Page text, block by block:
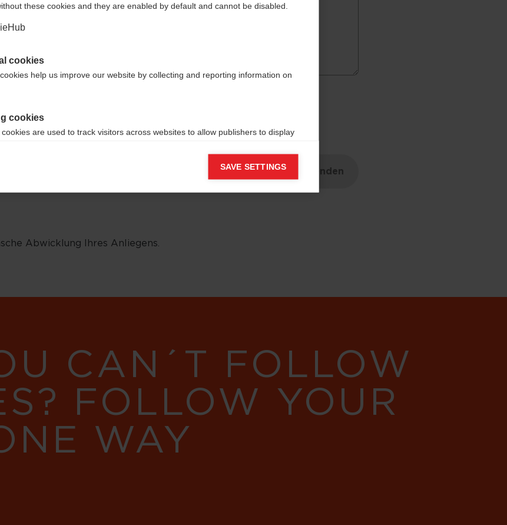
zumDatenschutz
Senden
Abwicklung Ihres Anliegens.
CAN´T FOLLOW
FOLLOW YOUR
WAY
Ja, ich möchte umgeleitet werden
these cookies and they are enabled by default and cannot be disabled.
cookies
help us improve our website by collecting and reporting information on
cookies
are used to track visitors across websites to allow publishers to display
SAVE SETTINGS